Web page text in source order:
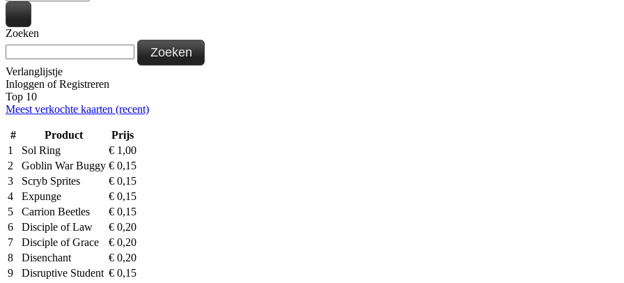
Zoeken
Zoeken
Verlanglijstje
Inloggen ofRegistreren
Top 10
Meest verkochte kaarten (recent)
# Product
Prijs
1
Sol Ring € 1,00
2
Goblin War Buggy € 0,15
3
Scryb Sprites € 0,15
4
Expunge € 0,15
5
Carrion Beetles € 0,15
6
Disciple of Law € 0,20
7
Disciple of Grace € 0,20
8
Disenchant € 0,20
9
Disruptive Student € 0,15